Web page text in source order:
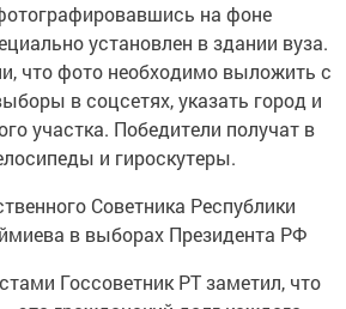
на фоне
установлен в здании вуза.
что фото необходимо выложить с
в соцсетях, указать город и
участка. Победители получат в
и гироскутеры.
Госсоветник РТ заметил, что